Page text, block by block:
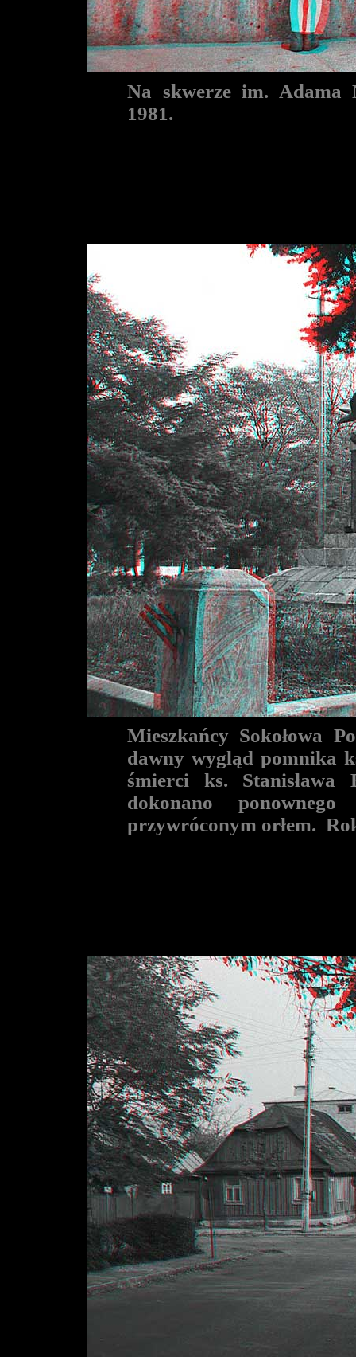
Na skwerze im. Adama
1981.
Mieszkańcy Sokołowa
dawny wygląd pomnika
śmierci ks.
dokonano
przywróconym orłem.